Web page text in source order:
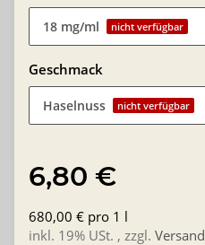
18 mg/ml nicht verfügbar
Geschmack
Haselnuss nicht verfügbar
6,80 €
680,00 € pro 1 l
inkl. 19% USt. , zzgl. Versand